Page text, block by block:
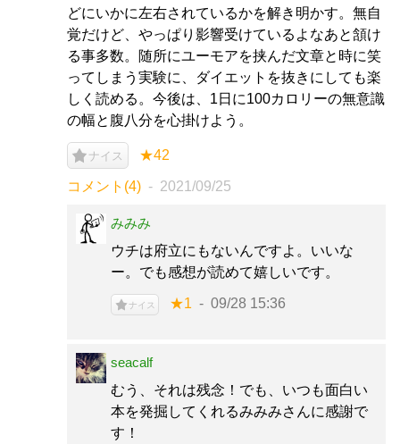
どにいかに左右されているかを解き明かす。無自
覚だけど、やっぱり影響受けているよなあと頷け
る事多数。随所にユーモアを挟んだ文章と時に笑
ってしまう実験に、ダイエットを抜きにしても楽
しく読める。今後は、1日に100カロリーの無意識
の幅と腹八分を心掛けよう。
ナイス ★42
コメント(4) 2021/09/25
みみみ
ウチは府立にもないんですよ。いいな
ー。でも感想が読めて嬉しいです。
ナイス ★1 09/28 15:36
seacalf
むう、それは残念！でも、いつも面白い
本を発掘してくれるみみみさんに感謝で
す！